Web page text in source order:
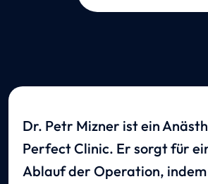
Dr. Petr Mizner ist ein
Perfect Clinic. Er sorgt für
Ablauf der Operation,